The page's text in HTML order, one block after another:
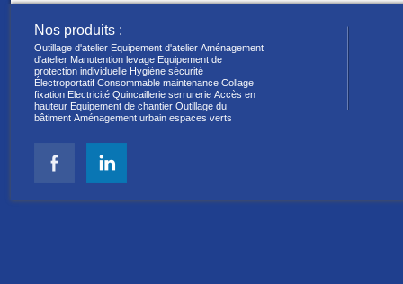
Nos produits :
Outillage d'atelier Equipement d'atelier Aménagement
d'atelier Manutention levage Equipement de
protection individuelle Hygiène sécurité
Électroportatif Consommable maintenance Collage
fixation Electricité Quincaillerie serrurerie Accès en
hauteur Equipement de chantier Outillage du
bâtiment Aménagement urbain espaces verts